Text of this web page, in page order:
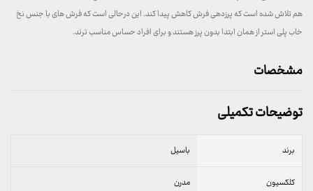
هم تلاش شده است که پرزدهی فرش کاهش پیدا کند. این درحالی است که فرش های با جنس نخ
خاب پلی استر از همان ابتدا بدون پرز هستند و برای افراد حساس مناسب ترند.
مشخصات
توضیحات تکمیلی
برند باسیل
کلکسیون مدرن